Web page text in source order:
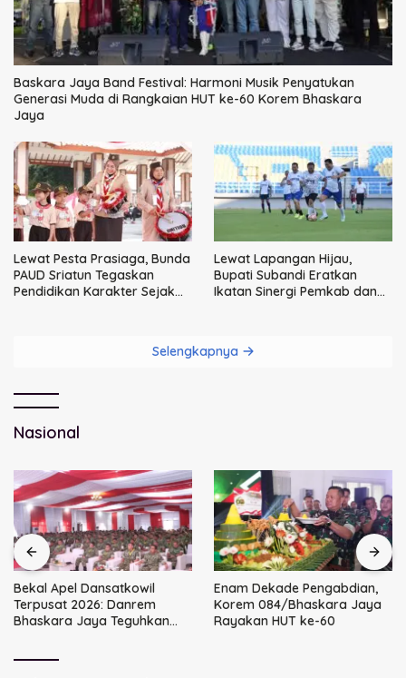
Baskara Jaya Band Festival: Harmoni Musik Penyatukan
Generasi Muda di Rangkaian HUT ke-60 Korem Bhaskara
Jaya
Lewat Pesta Prasiaga, Bunda
PAUD Sriatun Tegaskan
Pendidikan Karakter Sejak
Lewat Lapangan Hijau,
Bupati Subandi Eratkan
Ikatan Sinergi Pemkab dan
Selengkapnya
Nasional
Bekal Apel Dansatkowil
Terpusat 2026: Danrem
Bhaskara Jaya Teguhkan
Enam Dekade Pengabdian,
Korem 084/Bhaskara Jaya
Rayakan HUT ke-60